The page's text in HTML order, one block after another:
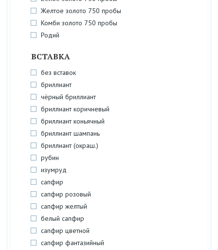
Желтое золото 750 пробы
Комби золото 750 пробы
Родий
ВСТАВКА
без вставок
бриллиант
чёрный бриллиант
бриллиант коричневый
бриллиант коньячный
бриллиант шампань
бриллиант (окраш.)
рубин
изумруд
сапфир
сапфир розовый
сапфир желтый
белый сапфир
сапфир цветной
сапфир фантазийный